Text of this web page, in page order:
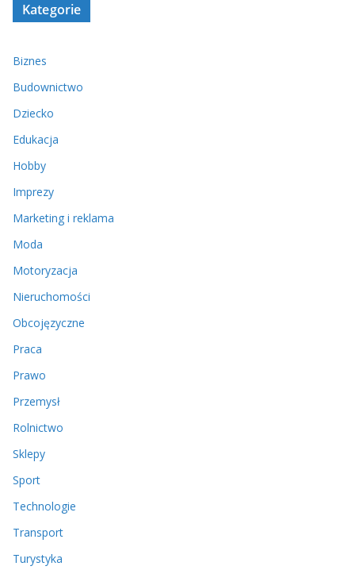
Kategorie
Biznes
Budownictwo
Dziecko
Edukacja
Hobby
Imprezy
Marketing i reklama
Moda
Motoryzacja
Nieruchomości
Obcojęzyczne
Praca
Prawo
Przemysł
Rolnictwo
Sklepy
Sport
Technologie
Transport
Turystyka